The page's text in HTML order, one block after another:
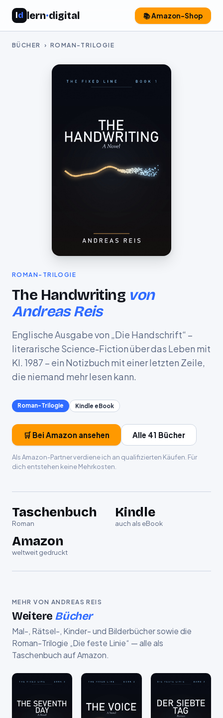
ld lern·digital 📚 Amazon-Shop
BÜCHER › ROMAN-TRILOGIE
ROMAN-TRILOGIE
The Handwriting von
Andreas Reis
Englische Ausgabe von „Die Handschrift“ –
literarische Science-Fiction über das Leben mit
KI. 1987 – ein Notizbuch mit einer letzten Zeile,
die niemand mehr lesen kann.
Roman-Trilogie Kindle eBook
🛒 Bei Amazon ansehen Alle 41 Bücher
Als Amazon-Partner verdiene ich an qualifizierten Käufen. Für
dich entstehen keine Mehrkosten.
Taschenbuch
Roman
Kindle
auch als eBook
Amazon
weltweit gedruckt
MEHR VON ANDREAS REIS
Weitere Bücher
Mal-, Rätsel-, Kinder- und Bilderbücher sowie die
Roman-Trilogie „Die feste Linie“ — alle als
Taschenbuch auf Amazon.